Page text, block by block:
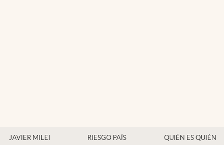
JAVIER MILEI RIESGO PAÍS QUIÉN ES QUIÉN